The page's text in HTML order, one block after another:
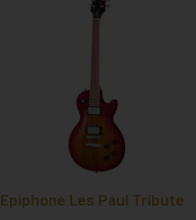
Epiphone Les Paul Tribute